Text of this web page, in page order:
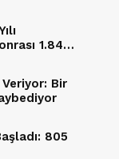
1.846
Bir
805